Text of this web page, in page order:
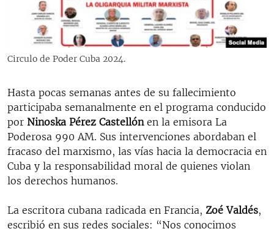
Circulo de Poder Cuba 2024.
Hasta pocas semanas antes de su fallecimiento
participaba semanalmente en el programa conducido
por Ninoska Pérez Castellónen la emisora La
Poderosa 990 AM. Sus intervenciones abordaban el
fracaso del marxismo, las vías hacia la democracia en
Cuba y la responsabilidad moral de quienes violan
los derechos humanos.
La escritora cubana radicada en Francia, Zoé Valdés,
escribió en sus redes sociales: “Nos conocimos